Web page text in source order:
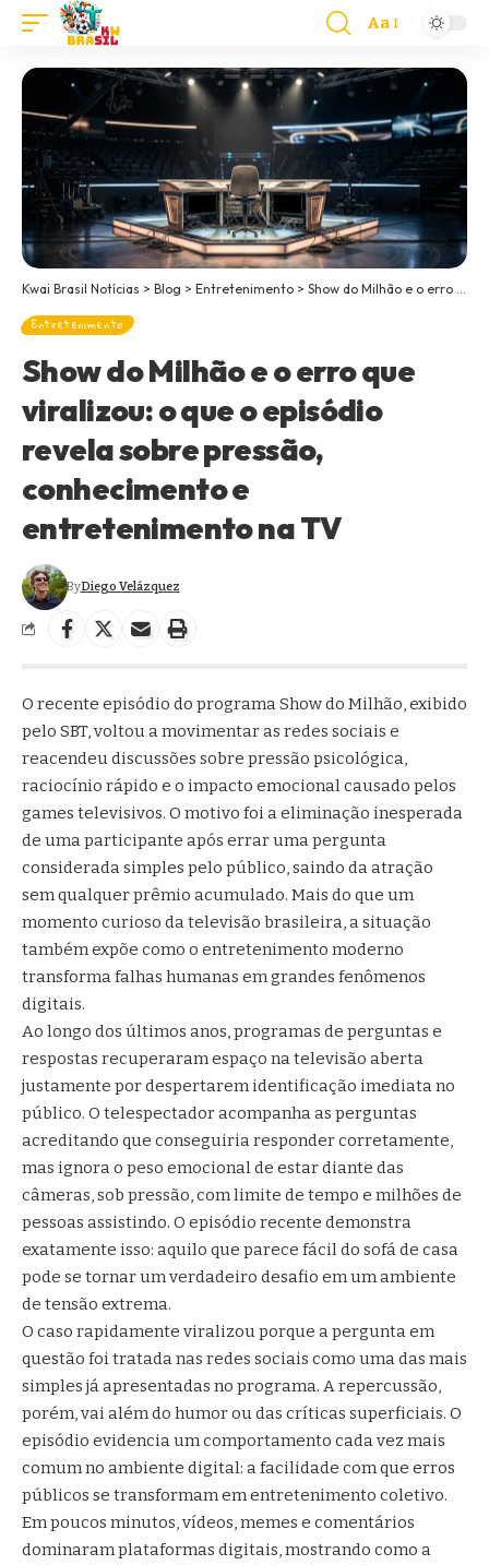
Aa
Kwai Brasil Notícias > Blog > Entretenimento > Show do Milhão e o erro que viralizou: o que o episódio revela sobre pressão, conhecimento e entretenimento na TV
Entretenimento
Show do Milhão e o erro que
viralizou: o que o episódio
revela sobre pressão,
conhecimento e
entretenimento na TV
ByDiego Velázquez
O recente episódio do programa Show do Milhão, exibido
pelo SBT, voltou a movimentar as redes sociais e
reacendeu discussões sobre pressão psicológica,
raciocínio rápido e o impacto emocional causado pelos
games televisivos. O motivo foi a eliminação inesperada
de uma participante após errar uma pergunta
considerada simples pelo público, saindo da atração
sem qualquer prêmio acumulado. Mais do que um
momento curioso da televisão brasileira, a situação
também expõe como o entretenimento moderno
transforma falhas humanas em grandes fenômenos
digitais.
Ao longo dos últimos anos, programas de perguntas e
respostas recuperaram espaço na televisão aberta
justamente por despertarem identificação imediata no
público. O telespectador acompanha as perguntas
acreditando que conseguiria responder corretamente,
mas ignora o peso emocional de estar diante das
câmeras, sob pressão, com limite de tempo e milhões de
pessoas assistindo. O episódio recente demonstra
exatamente isso: aquilo que parece fácil do sofá de casa
pode se tornar um verdadeiro desafio em um ambiente
de tensão extrema.
O caso rapidamente viralizou porque a pergunta em
questão foi tratada nas redes sociais como uma das mais
simples já apresentadas no programa. A repercussão,
porém, vai além do humor ou das críticas superficiais. O
episódio evidencia um comportamento cada vez mais
comum no ambiente digital: a facilidade com que erros
públicos se transformam em entretenimento coletivo.
Em poucos minutos, vídeos, memes e comentários
dominaram plataformas digitais, mostrando como a